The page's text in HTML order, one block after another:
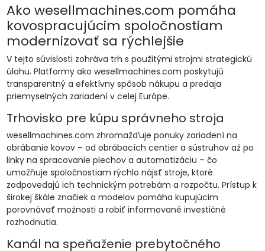
Ako wesellmachines.com pomáha
kovospracujúcim spoločnostiam
modernizovať sa rýchlejšie
V tejto súvislosti zohráva trh s použitými strojmi strategickú
úlohu. Platformy ako wesellmachines.com poskytujú
transparentný a efektívny spôsob nákupu a predaja
priemyselných zariadení v celej Európe.
Trhovisko pre kúpu správneho stroja
wesellmachines.com zhromažďuje ponuky zariadení na
obrábanie kovov – od obrábacích centier a sústruhov až po
linky na spracovanie plechov a automatizáciu – čo
umožňuje spoločnostiam rýchlo nájsť stroje, ktoré
zodpovedajú ich technickým potrebám a rozpočtu. Prístup k
širokej škále značiek a modelov pomáha kupujúcim
porovnávať možnosti a robiť informované investičné
rozhodnutia.
Kanál na speňaženie prebytočného